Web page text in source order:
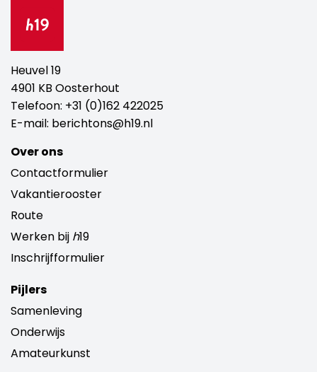
Heuvel 19
4901 KB Oosterhout
Telefoon: +31 (0)162 422025
E-mail: berichtons@h19.nl
Over ons
Contactformulier
Vakantierooster
Route
Werken bij h19
Inschrijfformulier
Pijlers
Samenleving
Onderwijs
Amateurkunst